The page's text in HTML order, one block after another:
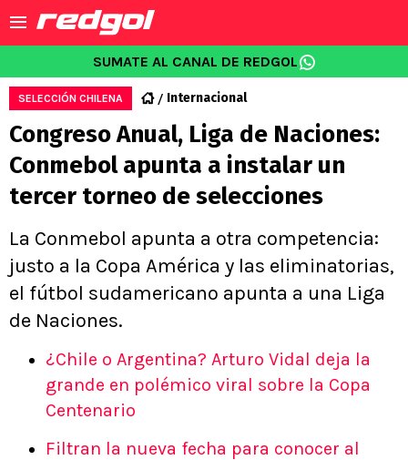
SUMATE AL CANAL DE REDGOL
SELECCIÓN CHILENA Internacional
Congreso Anual, Liga de Naciones:
Conmebol apunta a instalar un
tercer torneo de selecciones
La Conmebol apunta a otra competencia:
justo a la Copa América y las eliminatorias,
el fútbol sudamericano apunta a una Liga
de Naciones.
¿Chile o Argentina? Arturo Vidal deja la
grande en polémico viral sobre la Copa
Centenario
Filtran la nueva fecha para conocer al